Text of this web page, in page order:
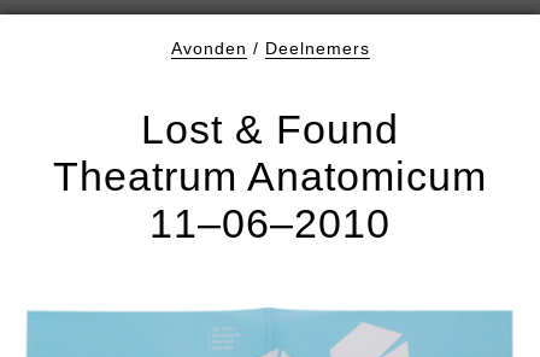
Avonden / Deelnemers
Lost & Found
Theatrum Anatomicum
11–06–2010